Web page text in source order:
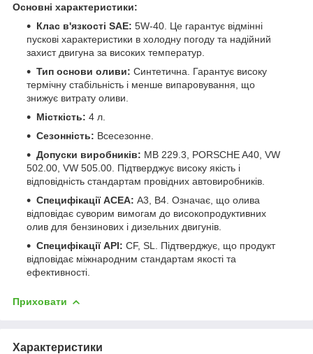
Основні характеристики:
Клас в'язкості SAE: 5W-40. Це гарантує відмінні
пускові характеристики в холодну погоду та надійний
захист двигуна за високих температур.
Тип основи оливи: Синтетична. Гарантує високу
термічну стабільність і менше випаровування, що
знижує витрату оливи.
Місткість: 4 л.
Сезонність: Всесезонне.
Допуски виробників: MB 229.3, PORSCHE A40, VW
502.00, VW 505.00. Підтверджує високу якість і
відповідність стандартам провідних автовиробників.
Специфікації ACEA: A3, B4. Означає, що олива
відповідає суворим вимогам до високопродуктивних
олив для бензинових і дизельних двигунів.
Специфікації API: CF, SL. Підтверджує, що продукт
відповідає міжнародним стандартам якості та
ефективності.
Приховати
Характеристики